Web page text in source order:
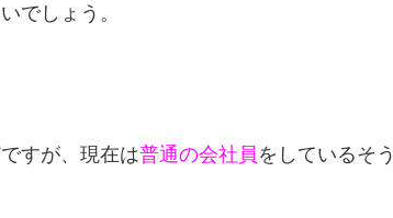
でしょう。
すが、現在は普通の会社員 をしているそう